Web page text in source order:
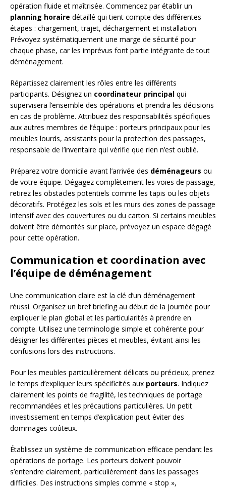
opération fluide et maîtrisée. Commencez par établir un
planning horaire détaillé qui tient compte des différentes
étapes : chargement, trajet, déchargement et installation.
Prévoyez systématiquement une marge de sécurité pour
chaque phase, car les imprévus font partie intégrante de tout
déménagement.
Répartissez clairement les rôles entre les différents
participants. Désignez un coordinateur principal qui
supervisera l’ensemble des opérations et prendra les décisions
en cas de problème. Attribuez des responsabilités spécifiques
aux autres membres de l’équipe : porteurs principaux pour les
meubles lourds, assistants pour la protection des passages,
responsable de l’inventaire qui vérifie que rien n’est oublié.
Préparez votre domicile avant l’arrivée des déménageurs ou
de votre équipe. Dégagez complètement les voies de passage,
retirez les obstacles potentiels comme les tapis ou les objets
décoratifs. Protégez les sols et les murs des zones de passage
intensif avec des couvertures ou du carton. Si certains meubles
doivent être démontés sur place, prévoyez un espace dégagé
pour cette opération.
Communication et coordination avec
l’équipe de déménagement
Une communication claire est la clé d’un déménagement
réussi. Organisez un bref briefing au début de la journée pour
expliquer le plan global et les particularités à prendre en
compte. Utilisez une terminologie simple et cohérente pour
désigner les différentes pièces et meubles, évitant ainsi les
confusions lors des instructions.
Pour les meubles particulièrement délicats ou précieux, prenez
le temps d’expliquer leurs spécificités aux porteurs. Indiquez
clairement les points de fragilité, les techniques de portage
recommandées et les précautions particulières. Un petit
investissement en temps d’explication peut éviter des
dommages coûteux.
Établissez un système de communication efficace pendant les
opérations de portage. Les porteurs doivent pouvoir
s’entendre clairement, particulièrement dans les passages
difficiles. Des instructions simples comme « stop »,